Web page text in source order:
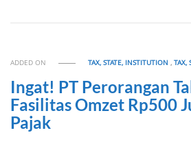
ADDED ON TAX, STATE, INSTITUTION ,TAX,
Ingat! PT Perorangan
Fasilitas Omzet Rp500
Pajak